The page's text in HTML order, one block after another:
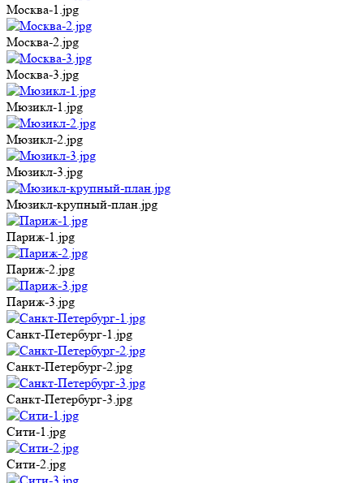
Москва-1.jpg
Москва-2.jpg
Москва-3.jpg
Мюзикл-1.jpg
Мюзикл-2.jpg
Мюзикл-3.jpg
Мюзикл-крупный-план.jpg
Париж-1.jpg
Париж-2.jpg
Париж-3.jpg
Санкт-Петербург-1.jpg
Санкт-Петербург-2.jpg
Санкт-Петербург-3.jpg
Сити-1.jpg
Сити-2.jpg